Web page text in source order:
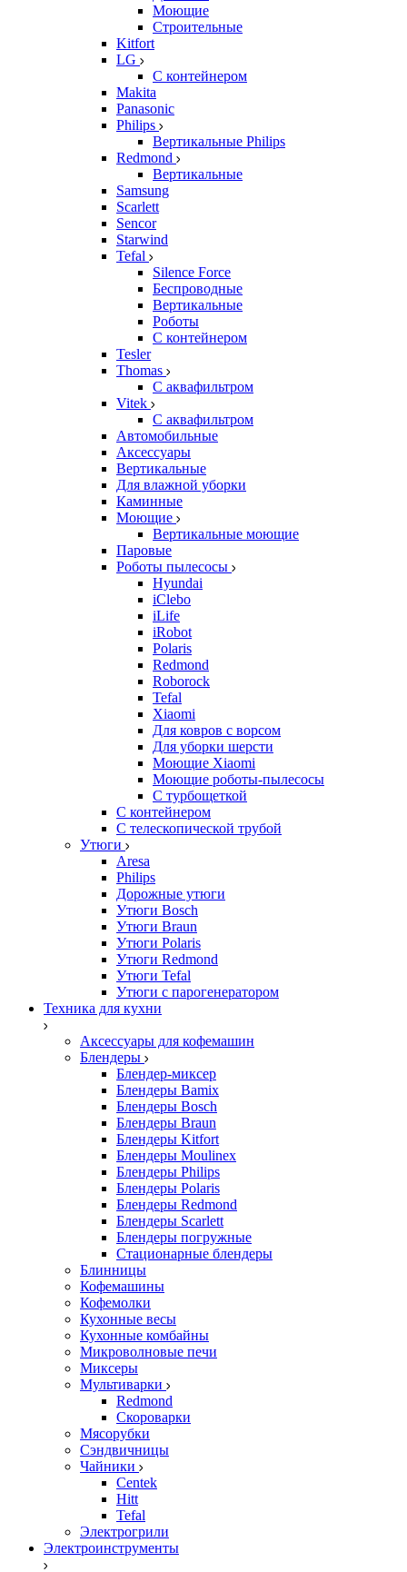
Моющие
Строительные
Kitfort
LG
С контейнером
Makita
Panasonic
Philips
Вертикальные Philips
Redmond
Вертикальные
Samsung
Scarlett
Sencor
Starwind
Tefal
Silence Force
Беспроводные
Вертикальные
Роботы
С контейнером
Tesler
Thomas
С аквафильтром
Vitek
С аквафильтром
Автомобильные
Аксессуары
Вертикальные
Для влажной уборки
Каминные
Моющие
Вертикальные моющие
Паровые
Роботы пылесосы
Hyundai
iClebo
iLife
iRobot
Polaris
Redmond
Roborock
Tefal
Xiaomi
Для ковров с ворсом
Для уборки шерсти
Моющие Xiaomi
Моющие роботы-пылесосы
С турбощеткой
С контейнером
С телескопической трубой
Утюги
Aresa
Philips
Дорожные утюги
Утюги Bosch
Утюги Braun
Утюги Polaris
Утюги Redmond
Утюги Tefal
Утюги с парогенератором
Техника для кухни
Аксессуары для кофемашин
Блендеры
Блендер-миксер
Блендеры Bamix
Блендеры Bosch
Блендеры Braun
Блендеры Kitfort
Блендеры Moulinex
Блендеры Philips
Блендеры Polaris
Блендеры Redmond
Блендеры Scarlett
Блендеры погружные
Стационарные блендеры
Блинницы
Кофемашины
Кофемолки
Кухонные весы
Кухонные комбайны
Микроволновые печи
Миксеры
Мультиварки
Redmond
Скороварки
Мясорубки
Сэндвичницы
Чайники
Centek
Hitt
Tefal
Электрогрили
Электроинструменты